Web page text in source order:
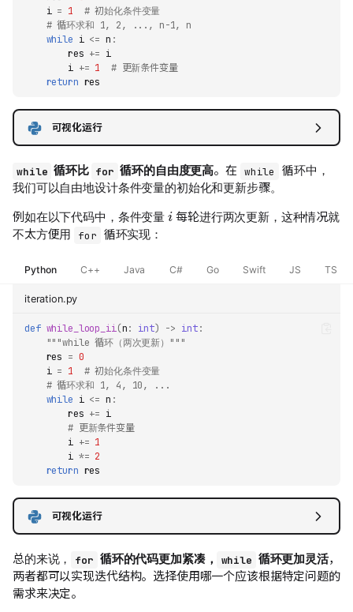
i = 1
# 初始化条件变量
# 循环求和 1, 2, ..., n-1, n
while i <= n :
res += i
i += 1
# 更新条件变量
return res
可视化运行
while 循环比 for 循环的自由度更高。在 while
循环中，
我们可以自由地设计条件变量的初始化和更新步骤。
例如在以下代码中，条件变量
每轮进行两次更新，这种情况就
不太方便用
for 循环实现：
Python C++ Java C# Go Swift JS TS
iteration.py
def while_loop_ii(n: int) -> int:
"""while 循环（两次更新）"""
res = 0
i = 1
# 初始化条件变量
# 循环求和 1, 4, 10, ...
while i <= n :
res += i
# 更新条件变量
i += 1
i *= 2
return res
可视化运行
总的来说， for 循环的代码更加紧凑， while 循环更加灵活，
两者都可以实现迭代结构。选择使用哪一个应该根据特定问题的
需求来决定。